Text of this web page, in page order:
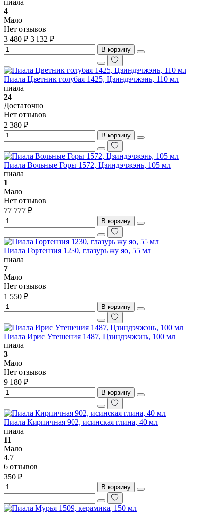
пиала
4
Мало
Нет отзывов
3 480 ₽ 3 132 ₽
В корзину
Пиала Цветник голубая 1425, Цзиндэчжэнь, 110 мл
пиала
24
Достаточно
Нет отзывов
2 380 ₽
В корзину
Пиала Вольные Горы 1572, Цзиндэчжэнь, 105 мл
пиала
1
Мало
Нет отзывов
77 777 ₽
В корзину
Пиала Гортензия 1230, глазурь жу яо, 55 мл
пиала
7
Мало
Нет отзывов
1 550 ₽
В корзину
Пиала Ирис Утешения 1487, Цзиндэчжэнь, 100 мл
пиала
3
Мало
Нет отзывов
9 180 ₽
В корзину
Пиала Кирпичная 902, исинская глина, 40 мл
пиала
11
Мало
4.7
6 отзывов
350 ₽
В корзину